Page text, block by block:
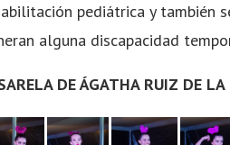
pediátrica y también
alguna discapacidad
DE ÁGATHA RUIZ DE LA